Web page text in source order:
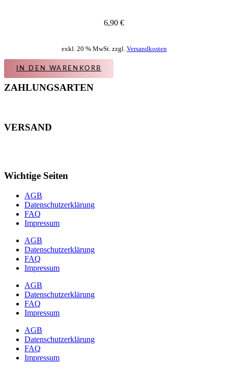
6,90 €
exkl. 20 % MwSt. zzgl. Versandkosten
IN DEN WARENKORB
ZAHLUNGSARTEN
VERSAND
Wichtige Seiten
AGB
Datenschutzerklärung
FAQ
Impressum
AGB
Datenschutzerklärung
FAQ
Impressum
AGB
Datenschutzerklärung
FAQ
Impressum
AGB
Datenschutzerklärung
FAQ
Impressum